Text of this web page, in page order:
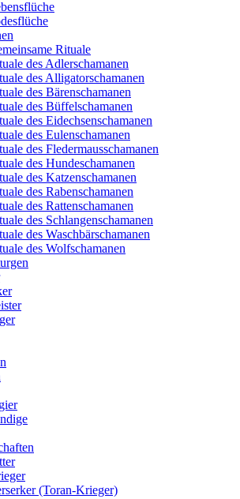
Rituale
des Adlerschamanen
des Alligatorschamanen
des Bärenschamanen
des Büffelschamanen
des Eidechsenschamanen
des Eulenschamanen
des Fledermausschamanen
des Hundeschamanen
des Katzenschamanen
des Rabenschamanen
des Rattenschamanen
des Schlangenschamanen
des Waschbärschamanen
des Wolfschamanen
(Toran-Krieger)